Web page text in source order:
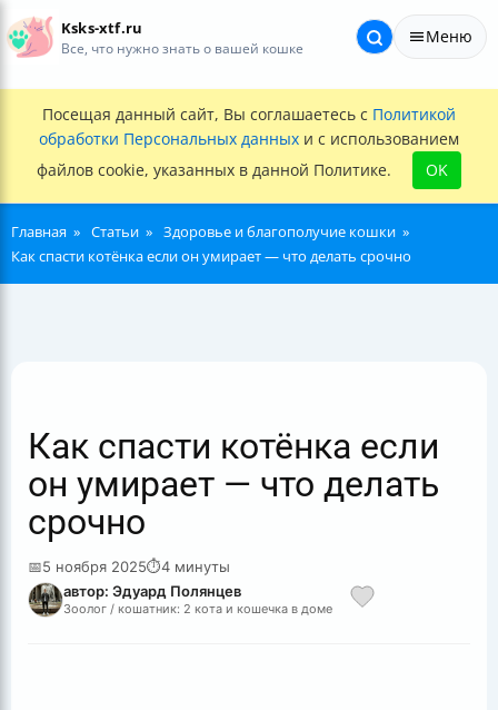
Ksks-xtf.ru
Все, что нужно знать о вашей кошке
Меню
Посещая данный сайт, Вы соглашаетесь с Политикой
обработки Персональных данных и с использованием
файлов cookie, указанных в данной Политике.
OK
Главная Статьи
Здоровье и благополучие кошки
Как спасти котёнка если он умирает — что делать срочно
Как спасти котёнка если
он умирает — что делать
срочно
📅5 ноября 2025⏱4 минуты
автор: Эдуард Полянцев
Зоолог / кошатник: 2 кота и кошечка в доме